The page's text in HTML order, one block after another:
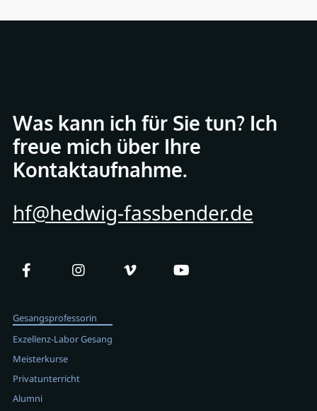
Was kann ich für Sie tun? Ich
freue mich über Ihre
Kontaktaufnahme.
hf@hedwig-fassbender.de
Gesangsprofessorin
Exzellenz-Labor Gesang
Meisterkurse
Privatunterricht
Alumni